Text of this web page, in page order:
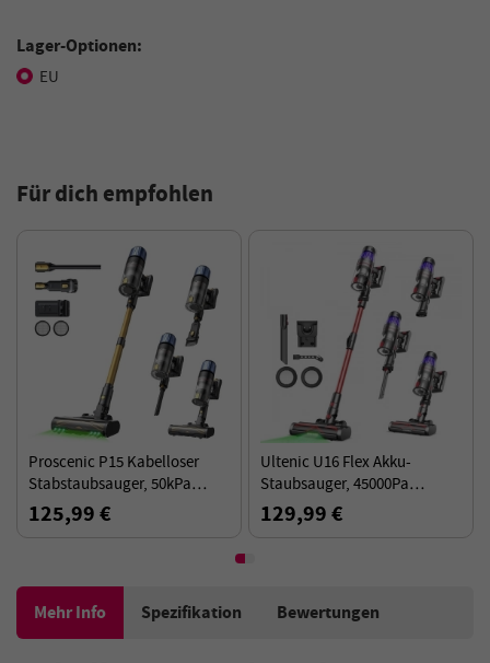
Lager-Optionen:
EU
Für dich empfohlen
Proscenic P15 Kabelloser
Stabstaubsauger, 50kPa
580W Leistungsstarke
Saugkraft, 70min Laufzeit,
125,99 €
Ultenic U16 Flex Akku-
Staubsauger, 45000Pa
Saugkraft, 60min Laufzeit,
180° flexibler Stab – Schwarz
129,99 €
Mehr Info Spezifikation Bewertungen